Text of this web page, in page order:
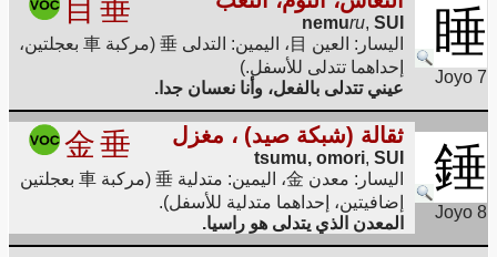
睡
Joyo 7
nemuru, SUI
目 垂
اليسار: العين 目، اليمين: التدلى 垂 (مركبة 車 بعجلتين،
إحداهما تتدلى للأسفل.)
عيني تتدلى بالفعل، وأنا نعسان جدا.
錘
Joyo 8
ثقالة (شبكة صيد) ، مغزل
tsumu, omori, SUI
金垂
اليسار: معدن 金، اليمين: متدلية 垂 (مركبة 車 بعجلتين
إضافيتين، إحداهما متدلية للأسفل).
المعدن الذي يتدلى هو راسيا.